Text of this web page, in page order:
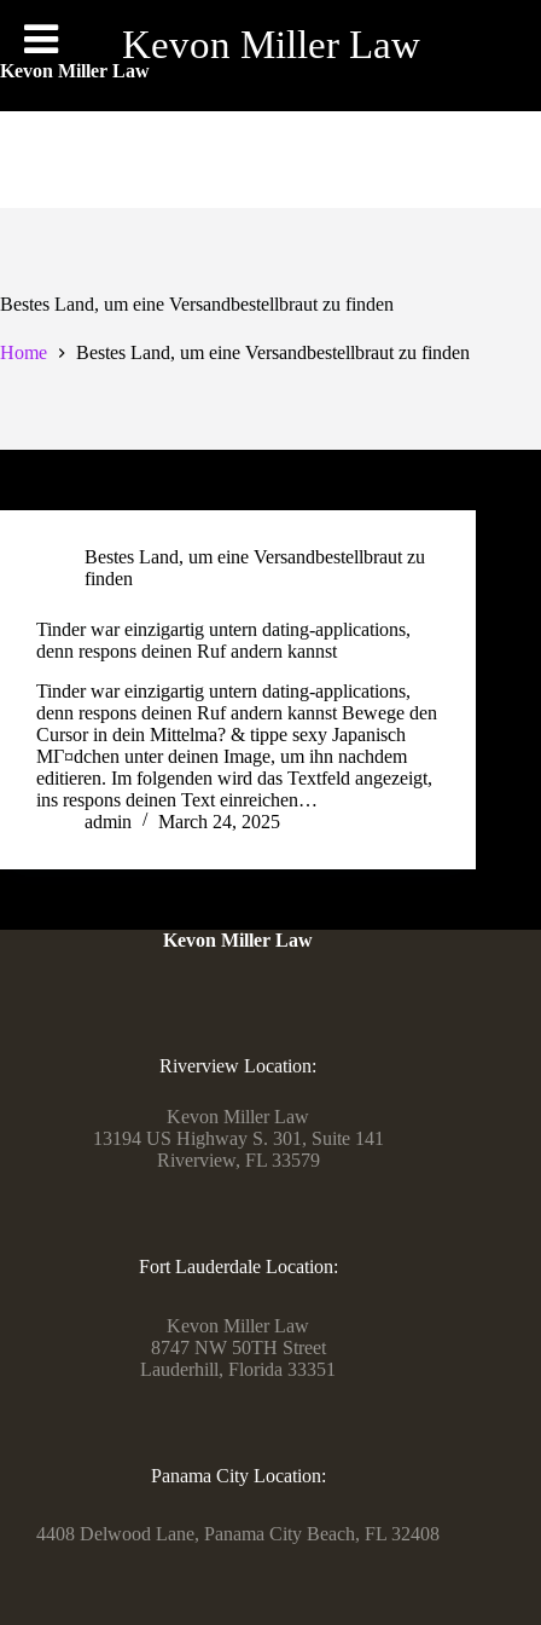
Kevon Miller Law
content
Kevon Miller Law
Bestes Land, um eine Versandbestellbraut zu finden
Home Bestes Land, um eine Versandbestellbraut zu finden
Bestes Land, um eine Versandbestellbraut zu
finden
Tinder war einzigartig untern dating-applications,
denn respons deinen Ruf andern kannst
Tinder war einzigartig untern dating-applications,
denn respons deinen Ruf andern kannst Bewege den
Cursor in dein Mittelma? & tippe sexy Japanisch
MГ¤dchen unter deinen Image, um ihn nachdem
editieren. Im folgenden wird das Textfeld angezeigt,
ins respons deinen Text einreichen…
admin
March 24, 2025
Kevon Miller Law
Riverview Location:
Kevon Miller Law
13194 US Highway S. 301, Suite 141
Riverview, FL 33579
Fort Lauderdale Location:
Kevon Miller Law
8747 NW 50TH Street
Lauderhill, Florida 33351
Panama City Location:
4408 Delwood Lane, Panama City Beach, FL 32408